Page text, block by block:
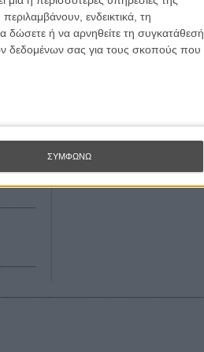
ενδεικτικά, τη
δώσετε ή να αρνηθείτε τη συγκατάθεσή
δεδομένων σας για τους σκοπούς που
ΣΥΜΦΩΝΩ